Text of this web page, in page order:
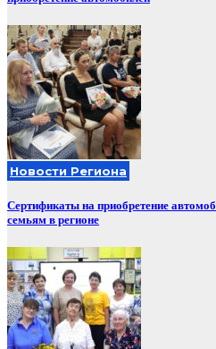
Новости Региона
Сертификаты на приобретение
семьям в регионе